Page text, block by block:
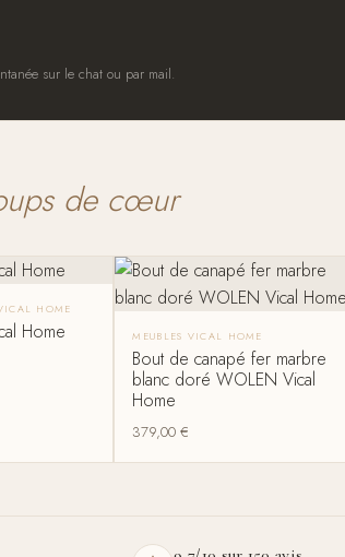
sur le chat ou par mail.
de cœur
HOME
Home MEUBLES VICAL HOME
Bout de canapé fer marbre
blanc doré WOLEN Vical
Home
379,00€